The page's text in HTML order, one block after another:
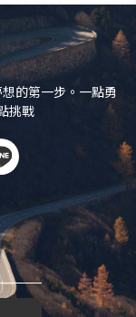
的第一步。一點勇
挑戰